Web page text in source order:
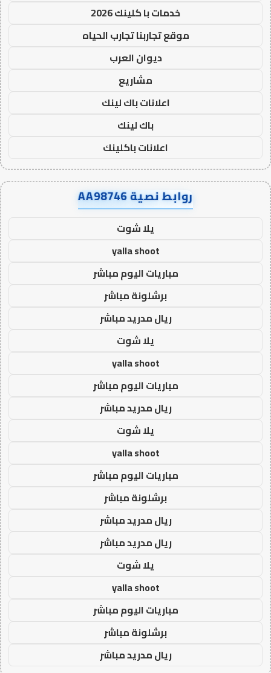
خدمات با كلينك 2026
موقع تجاربنا تجارب الحياه
ديوان العرب
مشاريع
اعلانات باك لينك
باك لينك
اعلانات باكلينك
روابط نصية AA98746
يلا شوت
yalla shoot
مباريات اليوم مباشر
برشلونة مباشر
ريال مدريد مباشر
يلا شوت
yalla shoot
مباريات اليوم مباشر
ريال مدريد مباشر
يلا شوت
yalla shoot
مباريات اليوم مباشر
برشلونة مباشر
ريال مدريد مباشر
ريال مدريد مباشر
يلا شوت
yalla shoot
مباريات اليوم مباشر
برشلونة مباشر
ريال مدريد مباشر